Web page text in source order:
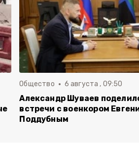
Общество 6 августа , 09:50
Александр Шуваев
встречи с военкором
Поддубным